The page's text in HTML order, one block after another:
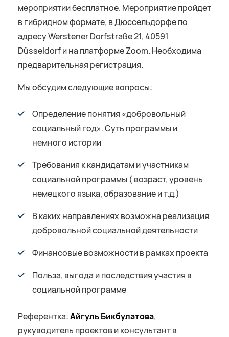
мероприятии бесплатное. Мероприятие пройдет
в гибридном формате, в Дюссельдорфе по
адресу Werstener Dorfstraße 21, 40591
Düsseldorf и на платформе Zoom. Необходима
предварительная регистрация.
Мы обсудим следующие вопросы:
Определение понятия «добровольный
социальный год». Суть программы и
немного истории
Требования к кандидатам и участникам
социальной программы ( возраст, уровень
немецкого языка, образование и т.д.)
В каких направлениях возможна реализация
добровольной социальной деятельности
Финансовые возможности в рамках проекта
Польза, выгода и последствия участия в
социальной программе
Референтка:Айгуль Бикбулатова,
рукуводитель проектов и консультант в